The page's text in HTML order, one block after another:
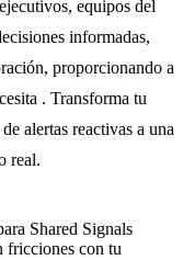
equipos del
informadas,
proporcionando a
. Transforma tu
alertas reactivas a una
real.
Shared Signals
fricciones con tu